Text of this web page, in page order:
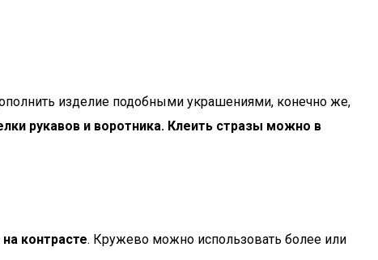
изделие подобными украшениями, конечно же,
рукавов и воротника. Клеить стразы можно в
контрасте. Кружево можно использовать более или